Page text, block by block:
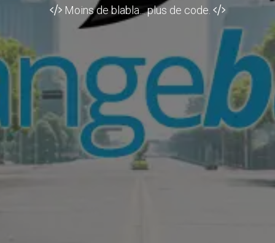
Moins de blabla... plus de code.